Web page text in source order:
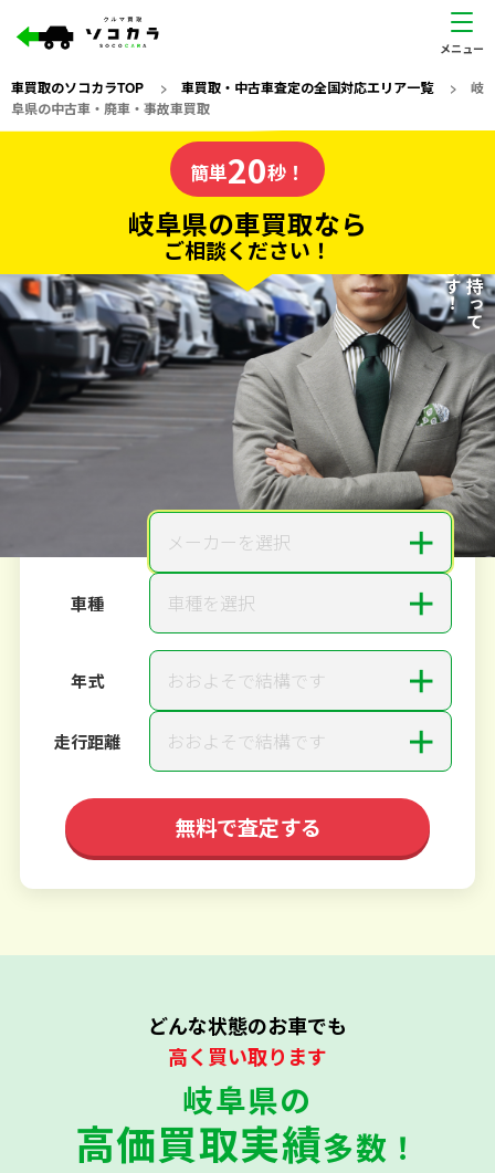
車買取のソコカラTOP > 車買取・中古車査定の全国対応エリア一覧> 岐
阜県の中古車・廃車・事故車買取
の車買取なら
ソコカラの
電話か出張か、高い方の査定を提案。
だから高価買取!
私たちが責任を持って
査定いたします！
簡単20秒！
岐阜県の車買取なら
ご相談ください！
20秒で入力完了！
無料で カンタンWeb査定
ご依頼いただいたお車を丁寧に査定いたします
メーカーを選択 ＋
車種 車種を選択 ＋
年式 おおよそで結構です ＋
走行距離 おおよそで結構です ＋
無料で査定する
どんな状態のお車でも
高く買い取ります
岐阜県の
高価買取実績多数！